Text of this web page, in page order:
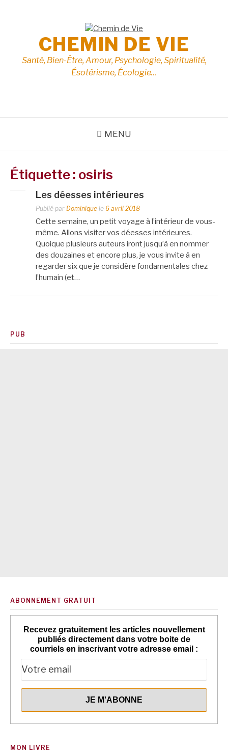
CHEMIN DE VIE
Santé, Bien-Être, Amour, Psychologie, Spiritualité,
Ésotérisme, Écologie…
MENU
Étiquette : osiris
Les déesses intérieures
Publié par Dominique le 6 avril 2018
Cette semaine, un petit voyage à l’intérieur de vous-
même. Allons visiter vos déesses intérieures.
Quoique plusieurs auteurs iront jusqu’à en nommer
des douzaines et encore plus, je vous invite à en
regarder six que je considère fondamentales chez
l’humain (et…
PUB
ABONNEMENT GRATUIT
Recevez gratuitement les articles nouvellement
publiés directement dans votre boite de
courriels en inscrivant votre adresse email :
MON LIVRE